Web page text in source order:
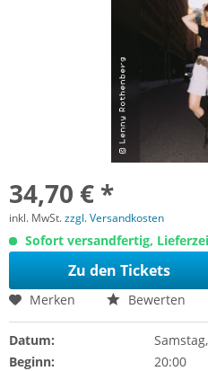
34,70 € *
inkl. MwSt.zzgl. Versandkosten
Sofort versandfertig,
Zu den Tickets
Merken Bewerten
Datum:
Beginn:
20:00